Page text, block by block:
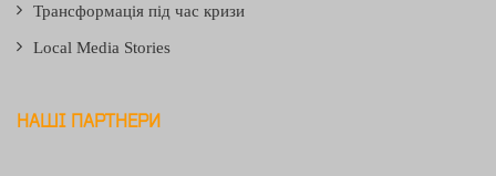
Трансформація під час кризи
Local Media Stories
НАШІ ПАРТНЕРИ